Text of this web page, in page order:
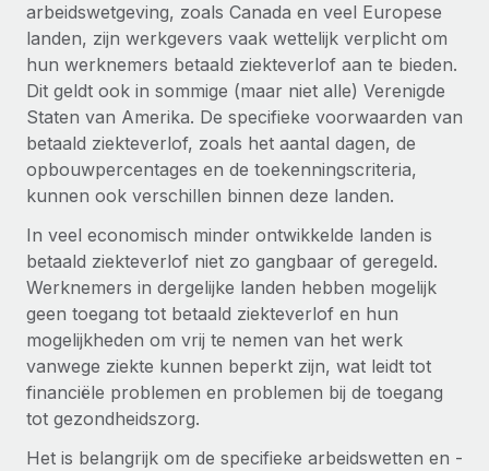
Mobiliteit en overplaatsing
Plaats werknemers moeiteloos over
Secundaire arbeidsvoorwaarden
Eenvoudig secundaire arbeidsvoorwaarden
beheren
beheer
Reverse Tech in een oogopslag Reverse Tech, een start-
up op het gebied van gezondheid en welzijn,...
Meer informatie
Naar de blog
BLOG
Productupdates van Remote: Gusto- en Xero-
integraties en Contractor Management Plus
te helpen bij het aannemen, beheren en...
Meer informatie
Hoe Phiture 55 werknemers in 19 landen
beheert met Remote
Phiture, een toonaangevende leider in de wereldwijde
arbeidswetgeving, zoals Canada en veel Europese
landen, zijn werkgevers vaak wettelijk verplicht om
hun werknemers betaald ziekteverlof aan te bieden.
Dit geldt ook in sommige (maar niet alle) Verenigde
Staten van Amerika. De specifieke voorwaarden van
betaald ziekteverlof, zoals het aantal dagen, de
opbouwpercentages en de toekenningscriteria,
kunnen ook verschillen binnen deze landen.
In veel economisch minder ontwikkelde landen is
betaald ziekteverlof niet zo gangbaar of geregeld.
Werknemers in dergelijke landen hebben mogelijk
geen toegang tot betaald ziekteverlof en hun
mogelijkheden om vrij te nemen van het werk
vanwege ziekte kunnen beperkt zijn, wat leidt tot
financiële problemen en problemen bij de toegang
tot gezondheidszorg.
Het is belangrijk om de specifieke arbeidswetten en -